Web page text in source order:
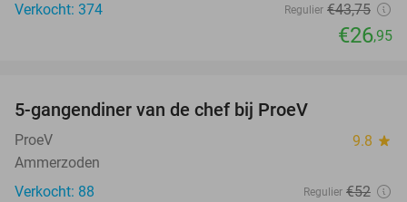
Verkocht: 374
Regulier €43,75
€26,95
5-gangendiner van de chef bij ProeV
ProeV 9.8 star
Ammerzoden
Verkocht: 88
Regulier €52